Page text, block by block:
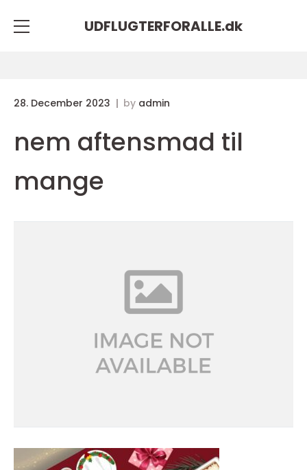
UDFLUGTERFORALLE.dk
28. December 2023 by admin
nem aftensmad til
mange